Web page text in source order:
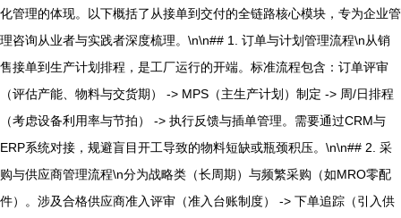
化管理的体现。以下概括了从接单到交付的全链路核心模块，专为企业管
理咨询从业者与实践者深度梳理。\n\n## 1. 订单与计划管理流程\n从销
售接单到生产计划排程，是工厂运行的开端。标准流程包含：订单评审
（评估产能、物料与交货期） -> MPS（主生产计划）制定 -> 周/日排程
（考虑设备利用率与节拍） -> 执行反馈与插单管理。需要通过CRM与
ERP系统对接，规避盲目开工导致的物料短缺或瓶颈积压。\n\n## 2. 采
购与供应商管理流程\n分为战略类（长周期）与频繁采购（如MRO零配
件）。涉及合格供应商准入评审（准入台账制度） -> 下单追踪（引入供